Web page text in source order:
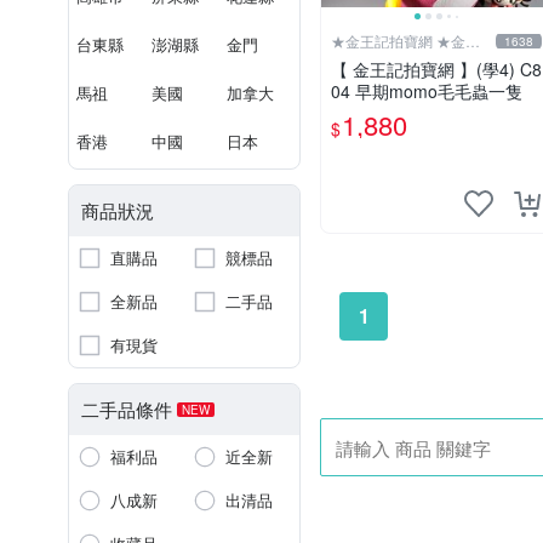
台東縣 澎湖縣 金門
馬祖 美國 加拿大
香港 中國 日本
商品狀況
直購品
競標品
全新品
二手品
有現貨
二手品條件 NEW
福利品
近全新
八成新
出清品
★金王記拍寶網 ★金王
記拍寶趣
1638
【 金王記拍寶網 】(學4) C8
04 早期momo毛毛蟲一隻
$1,880
1